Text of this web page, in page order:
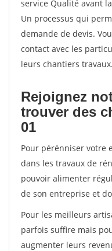
service Qualité avant
Un processus qui
demande de devis.
contact avec les
leurs chantiers travaux.
Rejoignez
trouver des
01
Pour pérénniser votre
dans les travaux de
pouvoir alimenter
de son entreprise et
Pour les meilleurs
parfois suffire mais
augmenter leurs